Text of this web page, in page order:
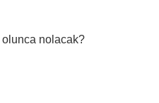
olunca nolacak?